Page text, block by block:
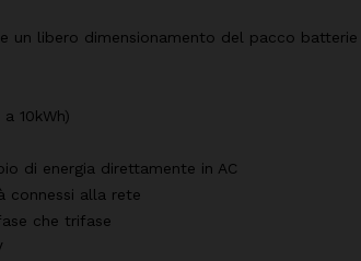
un libero dimensionamento del pacco batterie
10kWh)
di energia direttamente in AC
connessi alla rete
che trifase